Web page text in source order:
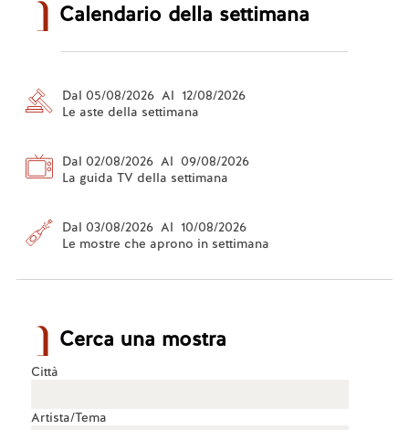
Calendario della settimana
Dal 05/08/2026 Al 12/08/2026
Le aste della settimana
Dal 02/08/2026 Al 09/08/2026
La guida TV della settimana
Dal 03/08/2026 Al 10/08/2026
Le mostre che aprono in settimana
Cerca una mostra
Città
Artista/Tema